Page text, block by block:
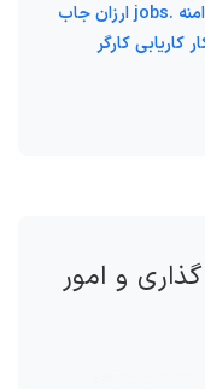
ثبت دامنه .jobs ارزان جاب
کاریابی کارگر
و امور